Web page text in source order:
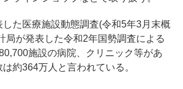
した医療施設動態調査(令和5年3月末概
局が発表した令和2年国勢調査による
施設の病院、クリニック等があ
約364万人と言われている。